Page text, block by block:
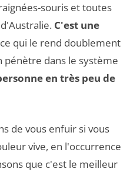
souris et toutes
C'est une
ce qui le rend doublement
pénètre dans le système
en très peu de
de vous enfuir si vous
vive, en l'occurrence
que c'est le meilleur